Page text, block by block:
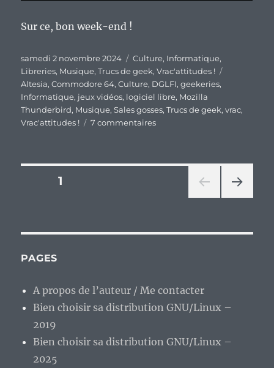
Sur ce, bon week-end !
Publié
le
samedi 2 novembre 2024 Catégories
Culture, Informatique,
Libreries, Musique,Trucs de geek,Vrac'attitudes !
Altesia,Commodore 64,Culture, DGLFI,geekeries,
Informatique, jeux vidéos, logiciel libre, Mozilla
Thunderbird, Musique,Sales gosses,Trucs de geek,vrac,
Vrac'attitudes !
7 commentairessur
semaine…
Pagination
publications
PAGE1
ANT
PAGES
A propos de l’auteur / Me contacter
Bien choisir sa distribution GNU/Linux –
2019
Bien choisir sa distribution GNU/Linux –
2025